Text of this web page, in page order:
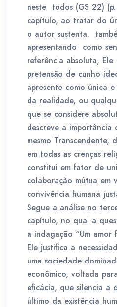
neste todos (GS 22)
capítulo, ao tratar do
o autor sustenta,
apresentando como
referência absoluta,
pretensão de cunho
apresente como única
da realidade, ou
que se considere
descreve a importância
mesmo Transcendente,
em todas as crenças
constitui em fator de
colaboração mútua em
convivência humana
Segue a análise no
capítulo, no qual a
a indagação “Um amor
Ele justifica a
uma sociedade
econômico, voltada
eficácia, que silencia a
último da existência